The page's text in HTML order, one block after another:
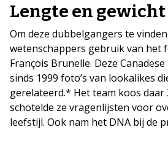
Lengte en gewicht
Om deze dubbelgangers te
wetenschappers gebruik van het
François Brunelle. Deze
sinds 1999 foto’s van lookalikes
gerelateerd.* Het team koos daar
schotelde ze vragenlijsten voor
leefstijl. Ook nam het DNA bij de